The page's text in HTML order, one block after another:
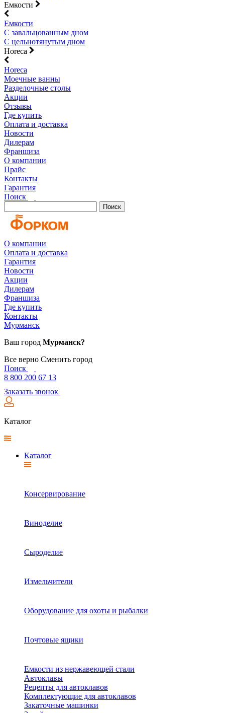
Емкости
Емкости
С завальцованным дном
С цельнотянутым дном
Horeca
Horeca
Моечные ванны
Разделочные столы
Акции
Отзывы
Где купить
Оплата и доставка
Новости
Дилерам
Франшиза
О компании
Прайс
Контакты
Гарантия
Поиск
Поиск
О компании
Оплата и доставка
Гарантия
Новости
Акции
Дилерам
Франшиза
Где купить
Контакты
Мурманск
Ваш город Мурманск?
Все верно Сменить город
Поиск
8 800 200 67 13
Заказать звонок
Каталог
Каталог
Консервирование
Виноделие
Сыроделие
Измельчители
Оборудование для охоты и рыбалки
Почтовые ящики
Емкости из нержавеющей стали
Автоклавы
Рецепты для автоклавов
Комплектующие для автоклавов
Закаточные машинки